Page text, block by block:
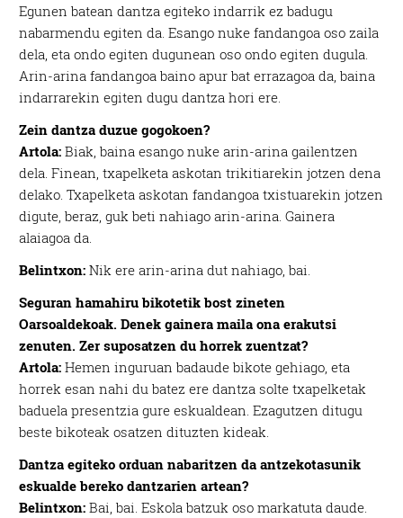
Egunen batean dantza egiteko indarrik ez badugu
nabarmendu egiten da. Esango nuke fandangoa oso zaila
dela, eta ondo egiten dugunean oso ondo egiten dugula.
Arin-arina fandangoa baino apur bat errazagoa da, baina
indarrarekin egiten dugu dantza hori ere.
Zein dantza duzue gogokoen?
Artola: Biak, baina esango nuke arin-arina gailentzen
dela. Finean, txapelketa askotan trikitiarekin jotzen dena
delako. Txapelketa askotan fandangoa txistuarekin jotzen
digute, beraz, guk beti nahiago arin-arina. Gainera
alaiagoa da.
Belintxon: Nik ere arin-arina dut nahiago, bai.
Seguran hamahiru bikotetik bost zineten
Oarsoaldekoak. Denek gainera maila ona erakutsi
zenuten. Zer suposatzen du horrek zuentzat?
Artola: Hemen inguruan badaude bikote gehiago, eta
horrek esan nahi du batez ere dantza solte txapelketak
baduela presentzia gure eskualdean. Ezagutzen ditugu
beste bikoteak osatzen dituzten kideak.
Dantza egiteko orduan nabaritzen da antzekotasunik
eskualde bereko dantzarien artean?
Belintxon:Bai, bai. Eskola batzuk oso markatuta daude.